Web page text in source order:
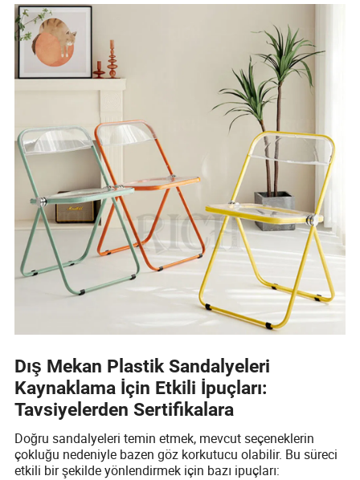
Dış Mekan Plastik Sandalyeleri
Kaynaklama İçin Etkili İpuçları:
Tavsiyelerden Sertifikalara
Doğru sandalyeleri temin etmek, mevcut seçeneklerin
çokluğu nedeniyle bazen göz korkutucu olabilir. Bu süreci
etkili bir şekilde yönlendirmek için bazı ipuçları: